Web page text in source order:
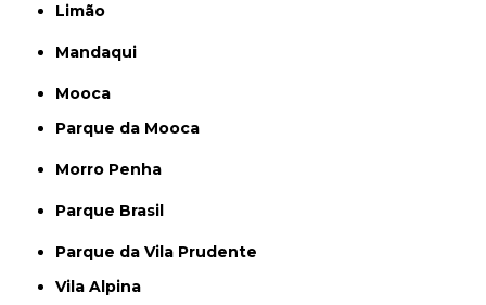
Limão
Mandaqui
Mooca
Parque da Mooca
Morro Penha
Parque Brasil
Parque da Vila Prudente
Vila Alpina